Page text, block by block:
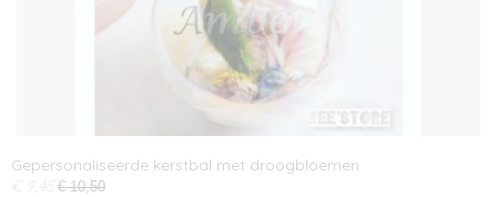
Gepersonaliseerde kerstbal met droogbloemen
€ 9,45 € 10,50